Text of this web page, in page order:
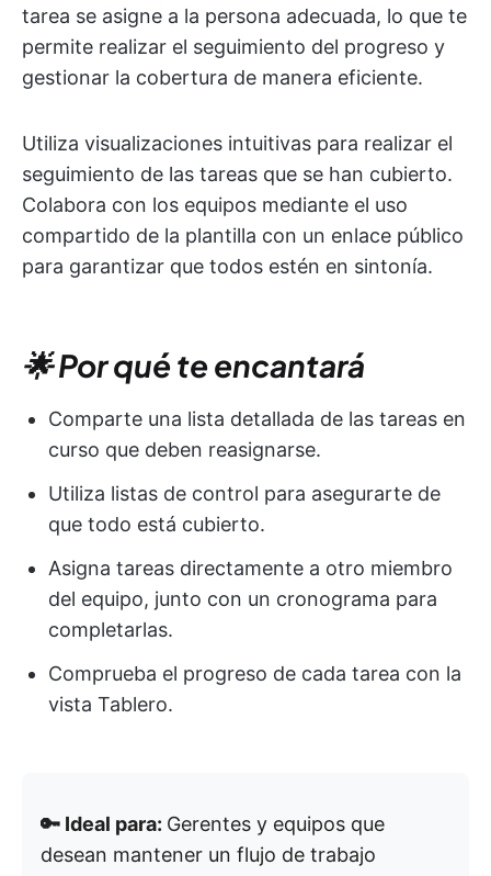
tarea se asigne a la persona adecuada, lo que te
permite realizar el seguimiento del progreso y
gestionar la cobertura de manera eficiente.
Utiliza visualizaciones intuitivas para realizar el
seguimiento de las tareas que se han cubierto.
Colabora con los equipos mediante el uso
compartido de la plantilla con un enlace público
para garantizar que todos estén en sintonía.
🌟 Por qué te encantará
Comparte una lista detallada de las tareas en
curso que deben reasignarse.
Utiliza listas de control para asegurarte de
que todo está cubierto.
Asigna tareas directamente a otro miembro
del equipo, junto con un cronograma para
completarlas.
Comprueba el progreso de cada tarea con la
vista Tablero.
🔑 Ideal para: Gerentes y equipos que
desean mantener un flujo de trabajo